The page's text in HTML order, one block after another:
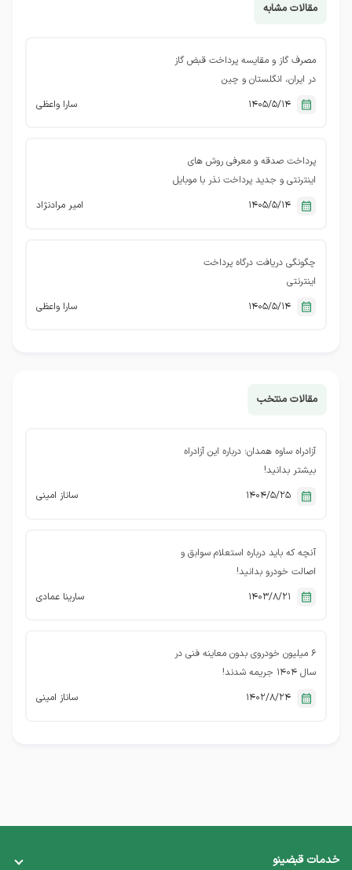
مقالات مشابه
مصرف گاز و مقایسه پرداخت قبض گاز
در ایران، انگلستان و چین
سارا واعظی
پرداخت صدقه و معرفی روش های
اینترنتی و جدید پرداخت نذر با موبایل
امیر مرادنژاد
چگونگی دریافت درگاه پرداخت
اینترنتی
سارا واعظی
مقالات منتخب
آزادراه ساوه همدان؛ درباره این آزادراه
بیشتر بدانید!
ساناز امینی
آنچه که باید درباره استعلام سوابق و
اصالت خودرو بدانید!
سارینا عمادی
۶ میلیون خودروی بدون معاینه فنی در
سال ۱۴۰۴ جریمه شدند!
ساناز امینی
خدمات قبضینو